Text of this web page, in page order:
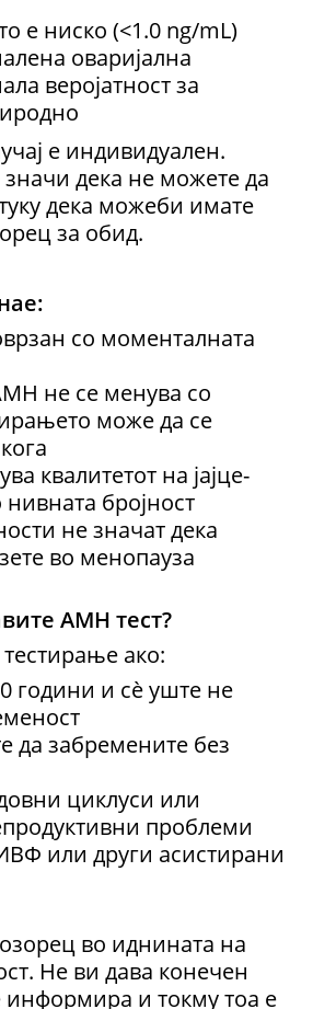
ниско (<1.0 ng/mL)
оваријална
веројатност за
е индивидуален.
дека не можете да
дека можеби имате
за обид.
со моменталната
не се менува со
може да се
квалитетот на јајце-
нивната бројност
не значат дека
во менопауза
те AMH тест?
ако:
години и сè уште не
да забремените без
циклуси или
проблеми
или други асистирани
во иднината на
Не ви дава конечен
информира и токму тоа е